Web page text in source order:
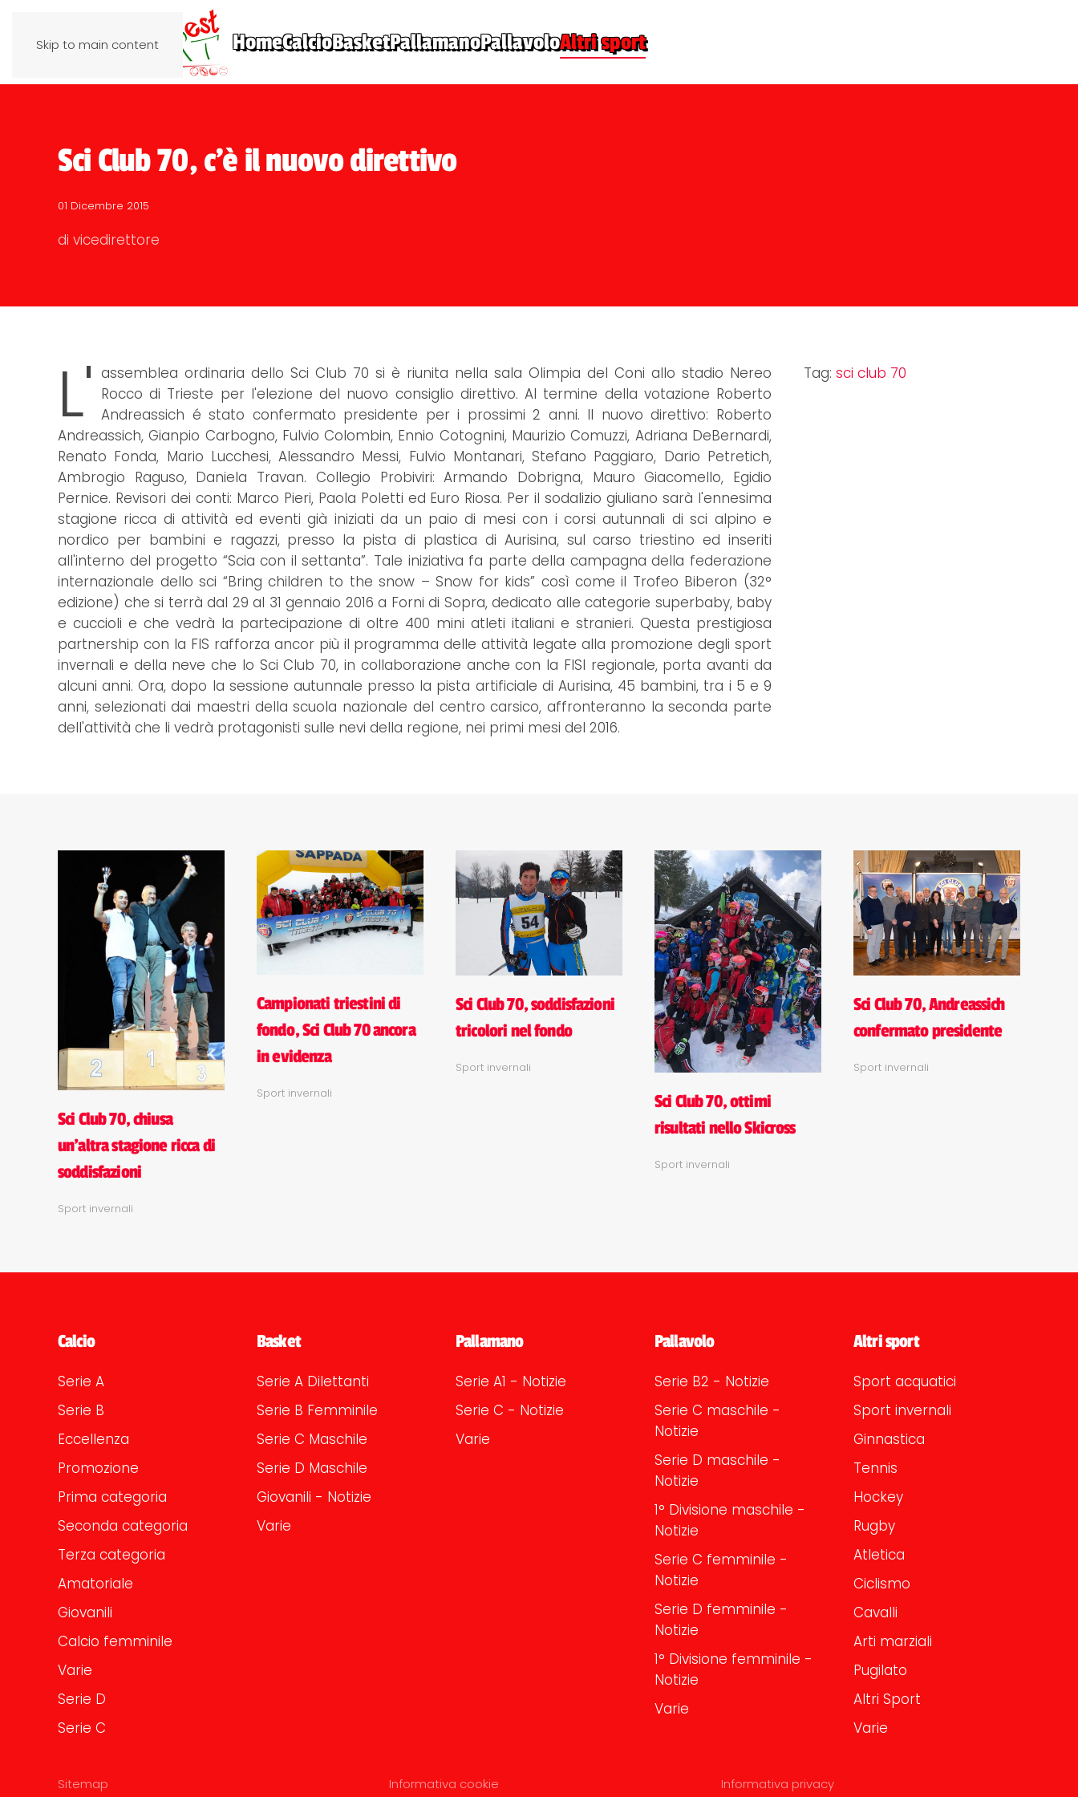
Skip to main content HomeCalcioBasketPallamanoPallavoloAltri sport
Sci Club 70, c'è il nuovo direttivo
01 Dicembre 2015
di vicedirettore
L' assemblea ordinaria dello Sci Club 70 si è riunita nella sala Olimpia del Coni allo stadio Nereo
Rocco di Trieste per l'elezione del nuovo consiglio direttivo. Al termine della votazione Roberto
Andreassich é stato confermato presidente per i prossimi 2 anni. Il nuovo direttivo: Roberto
Andreassich, Gianpio Carbogno, Fulvio Colombin, Ennio Cotognini, Maurizio Comuzzi, Adriana DeBernardi,
Renato Fonda, Mario Lucchesi, Alessandro Messi, Fulvio Montanari, Stefano Paggiaro, Dario Petretich,
Ambrogio Raguso, Daniela Travan. Collegio Probiviri: Armando Dobrigna, Mauro Giacomello, Egidio
Pernice. Revisori dei conti: Marco Pieri, Paola Poletti ed Euro Riosa. Per il sodalizio giuliano sarà l'ennesima
stagione ricca di attività ed eventi già iniziati da un paio di mesi con i corsi autunnali di sci alpino e
nordico per bambini e ragazzi, presso la pista di plastica di Aurisina, sul carso triestino ed inseriti
all'interno del progetto “Scia con il settanta”. Tale iniziativa fa parte della campagna della federazione
internazionale dello sci “Bring children to the snow – Snow for kids” così come il Trofeo Biberon (32°
edizione) che si terrà dal 29 al 31 gennaio 2016 a Forni di Sopra, dedicato alle categorie superbaby, baby
e cuccioli e che vedrà la partecipazione di oltre 400 mini atleti italiani e stranieri. Questa prestigiosa
partnership con la FIS rafforza ancor più il programma delle attività legate alla promozione degli sport
invernali e della neve che lo Sci Club 70, in collaborazione anche con la FISI regionale, porta avanti da
alcuni anni. Ora, dopo la sessione autunnale presso la pista artificiale di Aurisina, 45 bambini, tra i 5 e 9
anni, selezionati dai maestri della scuola nazionale del centro carsico, affronteranno la seconda parte
dell'attività che li vedrà protagonisti sulle nevi della regione, nei primi mesi del 2016.
Tag: sci club 70
Sci Club 70, chiusa
un'altra stagione ricca di
soddisfazioni
Sport invernali
Campionati triestini di
fondo, Sci Club 70 ancora
in evidenza
Sport invernali
Sci Club 70, soddisfazioni
tricolori nel fondo
Sport invernali
Sci Club 70, ottimi
risultati nello Skicross
Sport invernali
Sci Club 70, Andreassich
confermato presidente
Sport invernali
Calcio
Serie A
Serie B
Eccellenza
Promozione
Prima categoria
Seconda categoria
Terza categoria
Amatoriale
Giovanili
Calcio femminile
Varie
Serie D
Serie C
Basket
Serie A Dilettanti
Serie B Femminile
Serie C Maschile
Serie D Maschile
Giovanili - Notizie
Varie
Pallamano
Serie A1 - Notizie
Serie C - Notizie
Varie
Pallavolo
Serie B2 - Notizie
Serie C maschile -
Notizie
Serie D maschile -
Notizie
1° Divisione maschile -
Notizie
Serie C femminile -
Notizie
Serie D femminile -
Notizie
1° Divisione femminile -
Notizie
Varie
Altri sport
Sport acquatici
Sport invernali
Ginnastica
Tennis
Hockey
Rugby
Atletica
Ciclismo
Cavalli
Arti marziali
Pugilato
Altri Sport
Varie
Sitemap Informativa cookie Informativa privacy